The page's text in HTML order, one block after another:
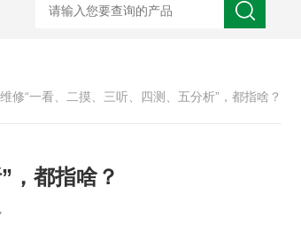
HZC-30A药厂车间水冷空调机 HZOT-30-24
修“一看、二摸、三听、四测、五分析”，都指啥？
，都指啥？